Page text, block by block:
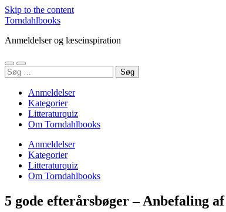
Skip to the content
Torndahlbooks
Anmeldelser og læseinspiration
Toggle
mobile
Toggle
search
Søg
efter:
Anmeldelser
Kategorier
Litteraturquiz
Om Torndahlbooks
Anmeldelser
Kategorier
Litteraturquiz
Om Torndahlbooks
5 gode efterårsbøger – Anbefaling